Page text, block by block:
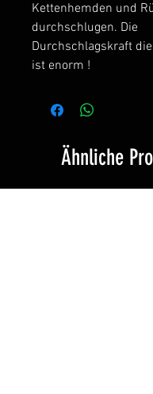
Kettenhemden und
durchschlugen. Die
Durchschlagskraft
ist enorm !
Ähnliche